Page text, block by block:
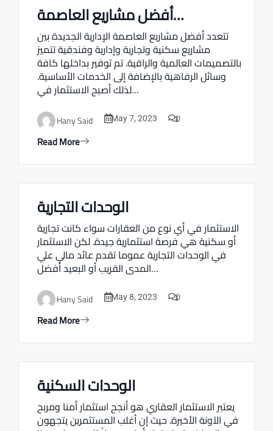
Real estate Estate ville أفضل مشاريع العاصمة…
تتعدد أفضل مشاريع العاصمة الإدارية الجديدة بين
مشاريع سكنية وتجارية وإدارية وفندقية تتميز
بالتصميمات العالمية والراقية. تم توفير بداخلها كافة
وسائل الرفاهية بالإضافة إلى الخدمات الأساسية.
لذلك أصبح الاستثمار في…
Hany Said May 7, 2023 0
Read More
Real estate Estate ville
الوحدات التجارية
الاستثمار في أي نوع من العقارات سواء كانت تجارية
أو سكنية هي فرصة استثمارية جيدة. لكن الاستثمار
في الوحدات التجارية عموما تقدم عائد مالي علي
المدى القريب أو البعيد أفضل…
Hany Said May 8, 2023 0
Read More
Real estate Estate ville
الوحدات السكنية
يعتبر الاستثمار العقاري هو أنجح استثمار أمنا ومربح
في الآونة الأخيرة. حيث إن أغلب المستثمرين يتجهون